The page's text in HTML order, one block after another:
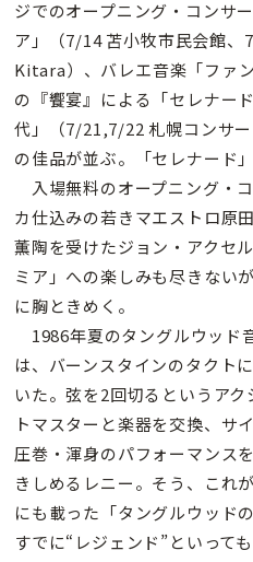
ジでのオープニング・コンサ
ア」（7/14 苫小牧市民会館、
Kitara）、バレエ音楽「ファ
の『饗宴』による「セレナー
代」（7/21,7/22 札幌コンサ
の佳品が並ぶ。「セレナード
入場無料のオープニング・
カ仕込みの若きマエストロ原
薫陶を受けたジョン・アクセ
ミア」への楽しみも尽きない
に胸ときめく。
1986年夏のタングルウッド
は、バーンスタインのタクト
いた。弦を2回切るというア
トマスターと楽器を交換、サ
圧巻・渾身のパフォーマンス
きしめるレニー。そう、これ
にも載った「タングルウッド
すでに“レジェンド”といって